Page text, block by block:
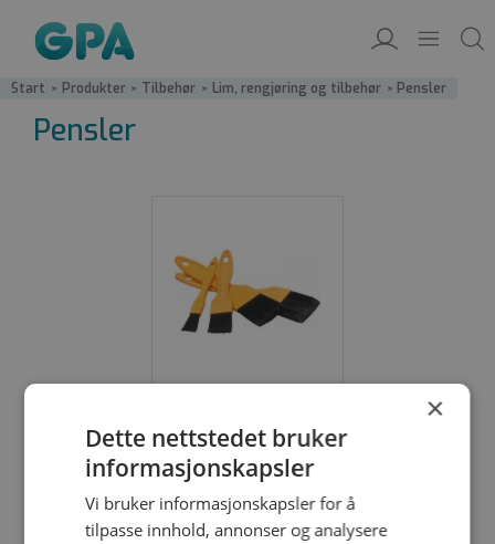
Start / Produkter / Tilbehør / Lim, rengjøring og tilbehør / Pensler
Pensler
Pensel
×
Dette nettstedet bruker
informasjonskapsler
Vi bruker informasjonskapsler for å
tilpasse innhold, annonser og analysere